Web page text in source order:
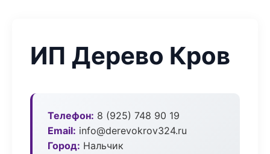
ИП Дерево Кров
Телефон: 8 (925) 748 90 19
Email: info@derevokrov324.ru
Город: Нальчик